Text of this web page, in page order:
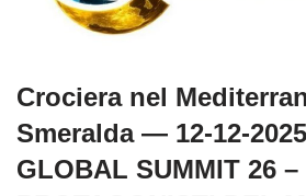
Crociera nel
Smeralda — 12-12-
GLOBAL SUMMIT 26 –